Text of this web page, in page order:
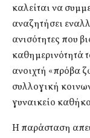
καλείται να
αναζητήσει
ανισότητες που
καθημερινότητά
ανοιχτή «πρόβα
συλλογική
γυναικείο
Η παράσταση